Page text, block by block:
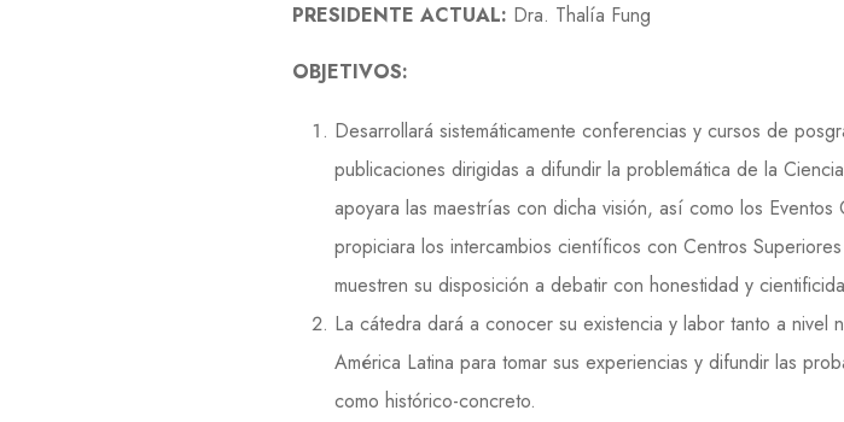
PRESIDENTE ACTUAL: Dra. Thalía Fung
OBJETIVOS:
Desarrollará sistemáticamente conferencias y cursos de
publicaciones dirigidas a difundir la problemática de la
apoyara las maestrías con dicha visión, así como los
propiciara los intercambios científicos con Centros
muestren su disposición a debatir con honestidad y
La cátedra dará a conocer su existencia y labor tanto a
América Latina para tomar sus experiencias y difundir las
como histórico-concreto.